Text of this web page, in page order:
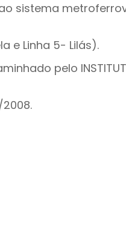
sistema
e Linha 5- Lilás).
pelo
2008.